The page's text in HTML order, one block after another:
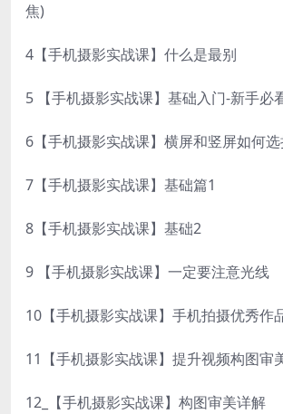
焦)
4【手机摄影实战课】什么是最别
5 【手机摄影实战课】基础入门-新手必
6【手机摄影实战课】横屏和竖屏如何选
7【手机摄影实战课】基础篇1
8【手机摄影实战课】基础2
9 【手机摄影实战课】一定要注意光线
10【手机摄影实战课】手机拍摄优秀作
11【手机摄影实战课】提升视频构图审
12_【手机摄影实战课】构图审美详解